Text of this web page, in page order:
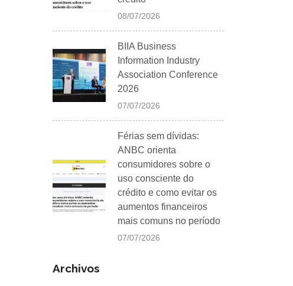
08/07/2026
BIIA Business
Information Industry
Association Conference
2026
07/07/2026
Férias sem dívidas:
ANBC orienta
consumidores sobre o
uso consciente do
crédito e como evitar os
aumentos financeiros
mais comuns no período
07/07/2026
Archivos